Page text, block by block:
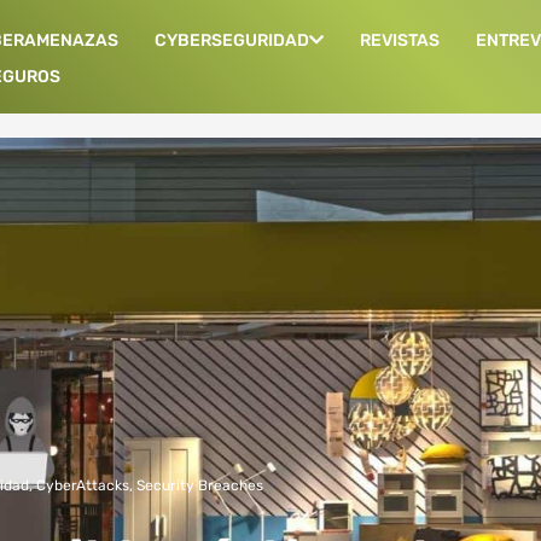
CYBERSEGURIDAD REVISTAS
,CyberAttacks, Security Breaches